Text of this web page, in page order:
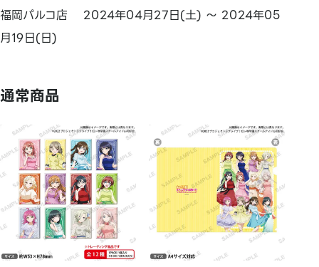
福岡パルコ店 2024年04月27日(土) ～ 2024年05
月19日(日)
通常商品